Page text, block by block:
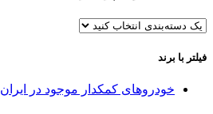
فیلتر با برند
خودروهای کمکدار موجود در ایران